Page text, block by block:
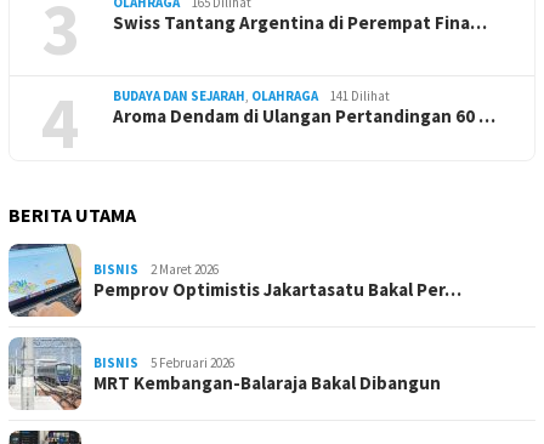
3 Swiss Tantang Argentina di Perempat Fina…
4 BUDAYA DAN SEJARAH, OLAHRAGA 141 Dilihat
Aroma Dendam di Ulangan Pertandingan 60 …
BERITA UTAMA
BISNIS 2 Maret 2026
Pemprov Optimistis Jakartasatu Bakal Per…
BISNIS 5 Februari 2026
MRT Kembangan-Balaraja Bakal Dibangun